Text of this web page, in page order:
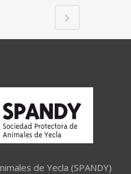
de Yecla (SPANDY)